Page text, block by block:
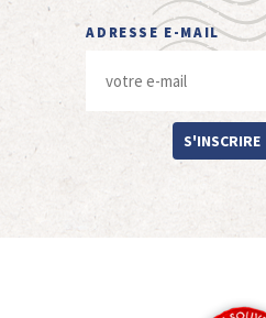
ADRESSE E-MAIL
S'INSCRIRE